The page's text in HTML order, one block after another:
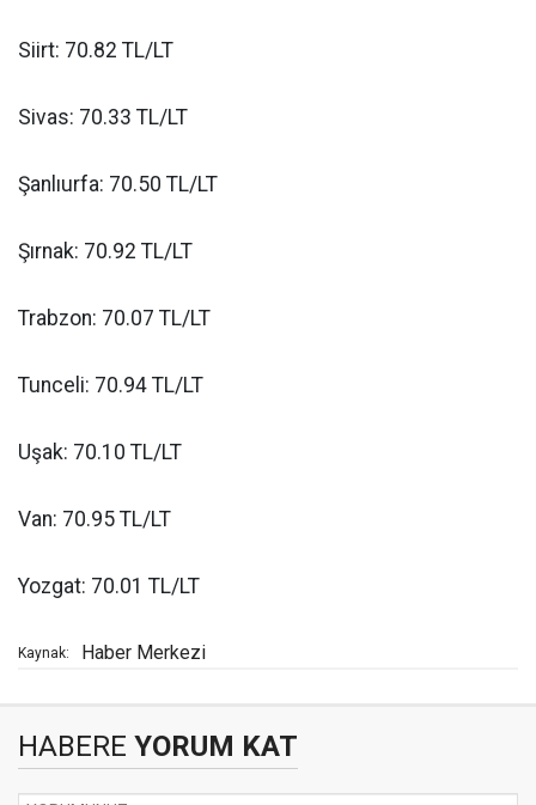
Siirt: 70.82 TL/LT
Sivas: 70.33 TL/LT
Şanlıurfa: 70.50 TL/LT
Şırnak: 70.92 TL/LT
Trabzon: 70.07 TL/LT
Tunceli: 70.94 TL/LT
Uşak: 70.10 TL/LT
Van: 70.95 TL/LT
Yozgat: 70.01 TL/LT
Kaynak: Haber Merkezi
HABERE YORUM KAT